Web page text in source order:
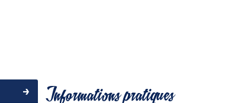
Informations pratiques